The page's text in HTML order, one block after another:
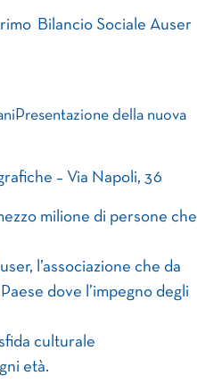
Bilancio Sociale Auser
della nuova
– Via Napoli, 36
milione di persone che
l’associazione che da
dove l’impegno degli
culturale
età.